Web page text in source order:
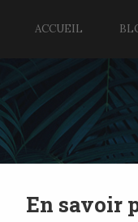
ACCUEIL
En savoir